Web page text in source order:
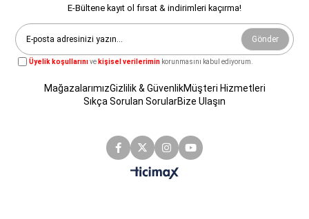
E-Bültene kayıt ol fırsat & indirimleri kaçırma!
Gönder
Üyelik koşullarınıve kişisel verilerimin korunmasını kabul ediyorum.
MağazalarımızGizlilik & GüvenlikMüşteri Hizmetleri
Sıkça Sorulan SorularBize Ulaşın